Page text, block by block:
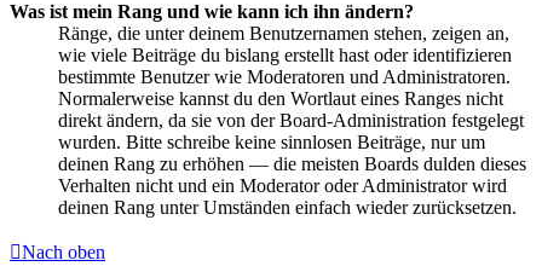
Was ist mein Rang und wie kann ich ihn ändern?
Ränge, die unter deinem Benutzernamen stehen, zeigen an,
wie viele Beiträge du bislang erstellt hast oder identifizieren
bestimmte Benutzer wie Moderatoren und Administratoren.
Normalerweise kannst du den Wortlaut eines Ranges nicht
direkt ändern, da sie von der Board-Administration festgelegt
wurden. Bitte schreibe keine sinnlosen Beiträge, nur um
deinen Rang zu erhöhen — die meisten Boards dulden dieses
Verhalten nicht und ein Moderator oder Administrator wird
deinen Rang unter Umständen einfach wieder zurücksetzen.
Nach oben